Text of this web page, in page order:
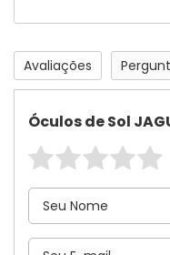
Avaliações
Óculos de Sol